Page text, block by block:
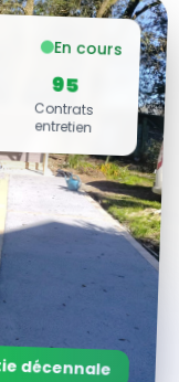
En cours
95
Contrats
entretien
décennale